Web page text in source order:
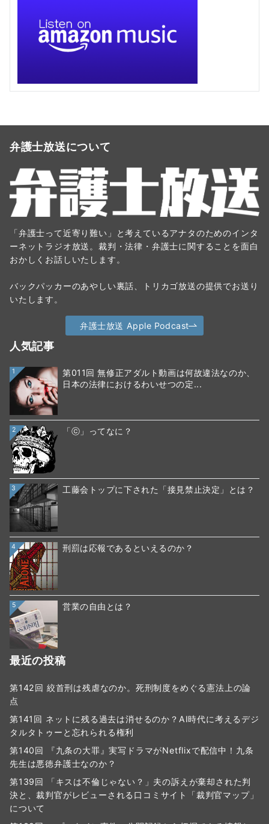
弁護士放送について
「弁護士って近寄り難い」と考えているアナタのためのインタ
ーネットラジオ放送。裁判・法律・弁護士に関することを面白
おかしくお話しいたします。
バックパッカーのあやしい裏話、トリカゴ放送の提供でお送り
いたします。
弁護士放送 Apple Podcast
人気記事
1
第011回 無修正アダルト動画は何故違法なのか、
日本の法律におけるわいせつの定...
2 「ⓒ」ってなに？
3 工藤会トップに下された「接見禁止決定」とは？
4 刑罰は応報であるといえるのか？
5 営業の自由とは？
最近の投稿
第142回 絞首刑は残虐なのか。死刑制度をめぐる憲法上の論
点
第141回 ネットに残る過去は消せるのか？AI時代に考えるデジ
タルタトゥーと忘れられる権利
第140回 『九条の大罪』実写ドラマがNetflixで配信中！九条
先生は悪徳弁護士なのか？
第139回 「キスは不倫じゃない？」夫の訴えが棄却された判
決と、裁判官がレビューされる口コミサイト「裁判官マップ」
について